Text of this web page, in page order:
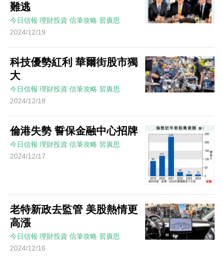
難逃
今日信報 理財投資 信筆攻略 習廣思
2024/12/19
科技優勢紅利 華爾街股市獨
大
今日信報 理財投資 信筆攻略 習廣思
2024/12/18
倫港失勢 誓保金融中心招牌
今日信報 理財投資 信筆攻略 習廣思
2024/12/17
老特新政去監管 美股熱情更
高漲
今日信報 理財投資 信筆攻略 習廣思
2024/12/16